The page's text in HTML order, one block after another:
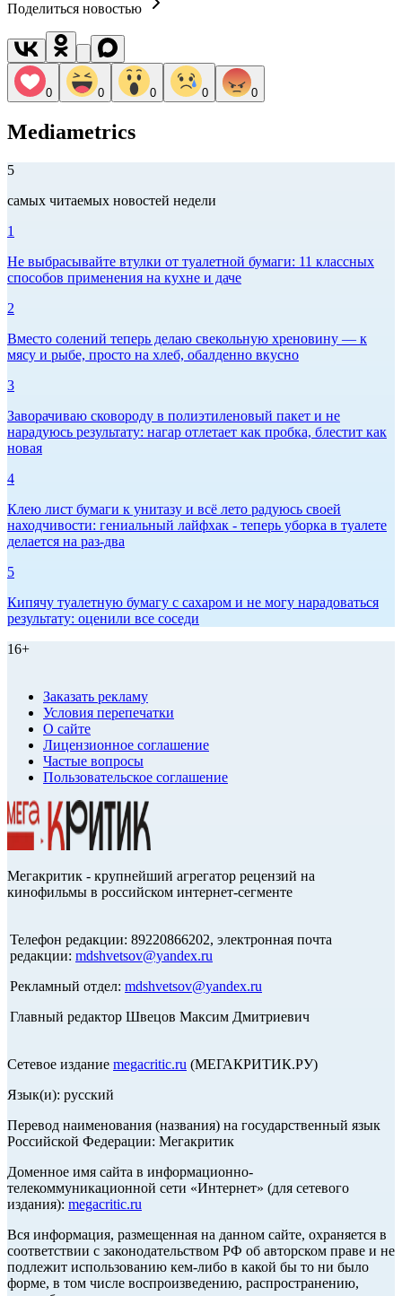
Поделиться новостью
0 0 0 0 0
Mediametrics
5
самых читаемых новостей недели
1
Не выбрасывайте втулки от туалетной бумаги: 11 классных
способов применения на кухне и даче
2
Вместо солений теперь делаю свекольную хреновину — к
мясу и рыбе, просто на хлеб, обалденно вкусно
3
Заворачиваю сковороду в полиэтиленовый пакет и не
нарадуюсь результату: нагар отлетает как пробка, блестит как
новая
4
Клею лист бумаги к унитазу и всё лето радуюсь своей
находчивости: гениальный лайфхак - теперь уборка в туалете
делается на раз-два
5
Кипячу туалетную бумагу с сахаром и не могу нарадоваться
результату: оценили все соседи
16+
Заказать рекламу
Условия перепечатки
О сайте
Лицензионное соглашение
Частые вопросы
Пользовательское соглашение
Мегакритик - крупнейший агрегатор рецензий на
кинофильмы в российском интернет-сегменте
Телефон редакции: 89220866202, электронная почта
редакции: mdshvetsov@yandex.ru
Рекламный отдел: mdshvetsov@yandex.ru
Главный редактор Швецов Максим Дмитриевич
Сетевое издание megacritic.ru (МЕГАКРИТИК.РУ)
Язык(и): русский
Перевод наименования (названия) на государственный язык
Российской Федерации: Мегакритик
Доменное имя сайта в информационно-
телекоммуникационной сети «Интернет» (для сетевого
издания): megacritic.ru
Вся информация, размещенная на данном сайте, охраняется в
соответствии с законодательством РФ об авторском праве и не
подлежит использованию кем-либо в какой бы то ни было
форме, в том числе воспроизведению, распространению,